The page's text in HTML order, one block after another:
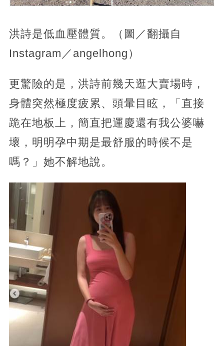
洪詩是低血壓體質。（圖／翻攝自
Instagram／angelhong）
更驚險的是，洪詩前幾天逛大賣場時，
身體突然極度疲累、頭暈目眩，「直接
跪在地板上，簡直把運慶還有我公婆嚇
壞，明明孕中期是最舒服的時候不是
嗎？」她不解地說。